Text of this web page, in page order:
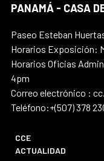
PANAMÁ - CASA
Paseo Esteban
Horarios Exposición:
Horarios Oficias
4pm
Correo electrónico :
Teléfono:+(507) 378
CCE
ACTUALIDAD